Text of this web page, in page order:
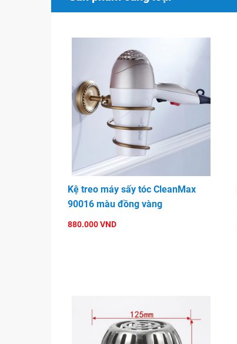
Kệ treo máy sấy tóc CleanMax
90016 màu đồng vàng
880.000 VND